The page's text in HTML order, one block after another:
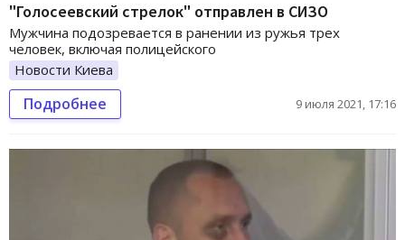
"Голосеевский стрелок" отправлен в СИЗО
Мужчина подозревается в ранении из ружья трех
человек, включая полицейского
Новости Киева
Подробнее 9 июля 2021, 17:16